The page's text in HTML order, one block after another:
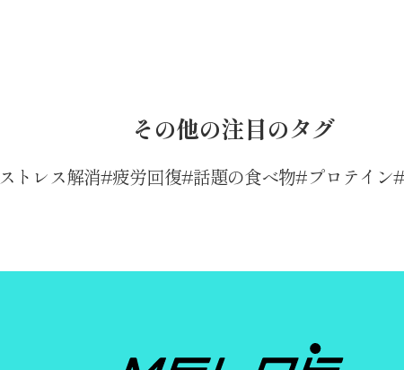
その他の注目のタグ
ストレス解消 疲労回復 話題の食べ物 プロテイン